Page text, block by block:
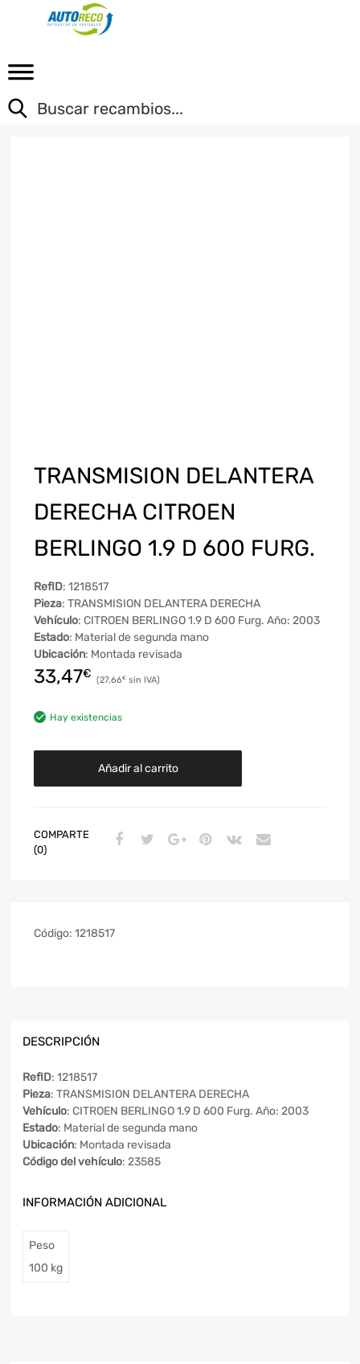
TRANSMISION DELANTERA
DERECHA CITROEN
BERLINGO 1.9 D 600 FURG.
RefID: 1218517
Pieza: TRANSMISION DELANTERA DERECHA
Vehículo: CITROEN BERLINGO 1.9 D 600 Furg. Año: 2003
Estado: Material de segunda mano
Ubicación: Montada revisada
33,47€ 27,66€
Hay existencias
Añadir al carrito
COMPARTE
(0)
Código: 1218517
DESCRIPCIÓN
RefID: 1218517
Pieza: TRANSMISION DELANTERA DERECHA
Vehículo: CITROEN BERLINGO 1.9 D 600 Furg. Año: 2003
Estado: Material de segunda mano
Ubicación: Montada revisada
Código del vehículo: 23585
INFORMACIÓN ADICIONAL
Peso
100 kg